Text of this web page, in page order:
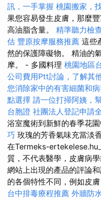
訊，一手掌握 桃園搬家，
果您容易發生皮膚，那麼
高油脂含量。 精準聽力檢
估 豐原按摩服務推薦 這些
然的保護障礙物。 精油的
摩。 - 多國料理 桃園地區
公司費用Ptt討論，了解其
您消除家中的有害細菌和
點選擇 請一位打掃阿姨，
台胞證 社團法人登記申請
浴室魔術到新鮮的春季花園
巧 玫瑰的芳香氣味充當淡
在Termeks-ertekelese.hu
質，不代表醫學，皮膚病
網站上出現的產品的評論
的各個特性不同，例如皮
台中排毒療程推薦 外牆防